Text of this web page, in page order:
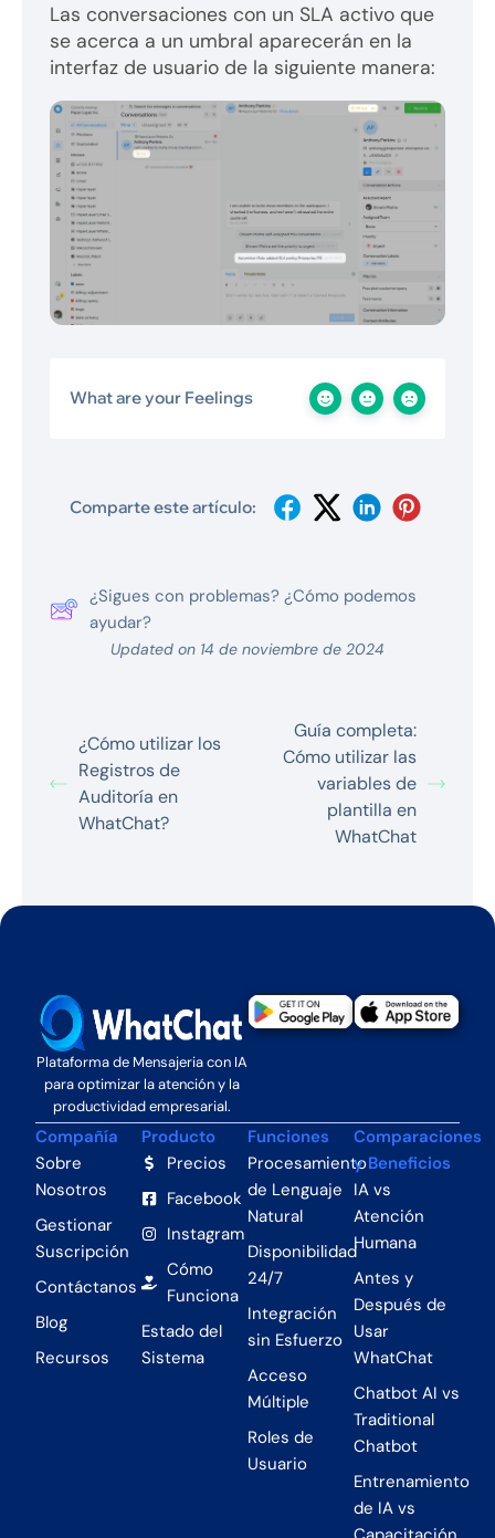
Las conversaciones con un SLA activo que
se acerca a un umbral aparecerán en la
interfaz de usuario de la siguiente manera:
What are your Feelings
Comparte este artículo:
¿Sigues con problemas? ¿Cómo podemos
ayudar?
Updated on 14 de noviembre de 2024
¿Cómo utilizar los
Registros de
Auditoría en
WhatChat?
Guía completa:
Cómo utilizar las
variables de
plantilla en
WhatChat
Plataforma de Mensajeria con IA
para optimizar la atención y la
productividad empresarial.
Compañía
Sobre
Nosotros
Gestionar
Suscripción
Contáctanos
Blog
Recursos
Producto
Precios
Facebook
Instagram
Cómo
Funciona
Estado del
Sistema
Funciones
Procesamiento
de Lenguaje
Natural
Disponibilidad
24/7
Integración
sin Esfuerzo
Acceso
Múltiple
Roles de
Usuario
Comparaciones
y Beneficios
IA vs
Atención
Humana
Antes y
Después de
Usar
WhatChat
Chatbot AI vs
Traditional
Chatbot
Entrenamiento
de IA vs